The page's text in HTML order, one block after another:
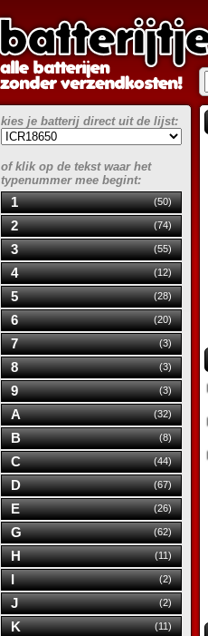
kies je batterij direct uit de lijst:
of klik op de tekst waar het
typenummer mee begint:
1 (50)
2 (74)
3 (55)
4 (12)
5 (28)
6 (20)
7 (3)
8 (3)
9 (3)
A (32)
B (8)
C (44)
D (67)
E (26)
G (62)
H (11)
I (2)
J (2)
K (11)